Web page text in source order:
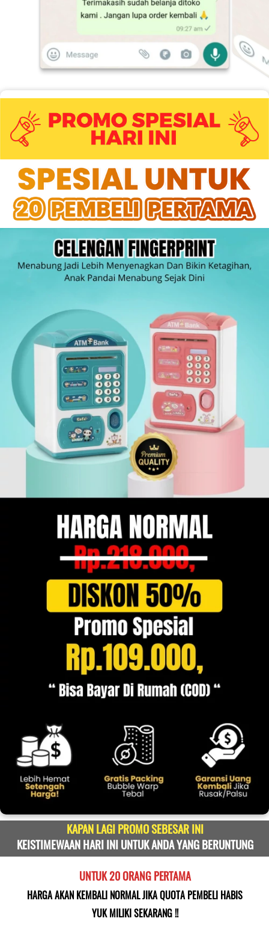
KAPAN LAGI PROMO SEBESAR INI
KEISTIMEWAAN HARI INI UNTUK ANDA YANG BERUNTUNG
UNTUK 20 ORANG PERTAMA
HARGA AKAN KEMBALI NORMAL JIKA QUOTA PEMBELI HABIS
YUK MILIKI SEKARANG !!